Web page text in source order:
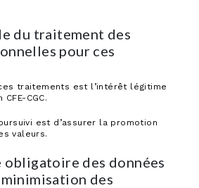
du traitement des
pour ces
traitements est l’intérêt légitime
CGC.
est d’assurer la promotion
valeurs.
obligatoire des données
des